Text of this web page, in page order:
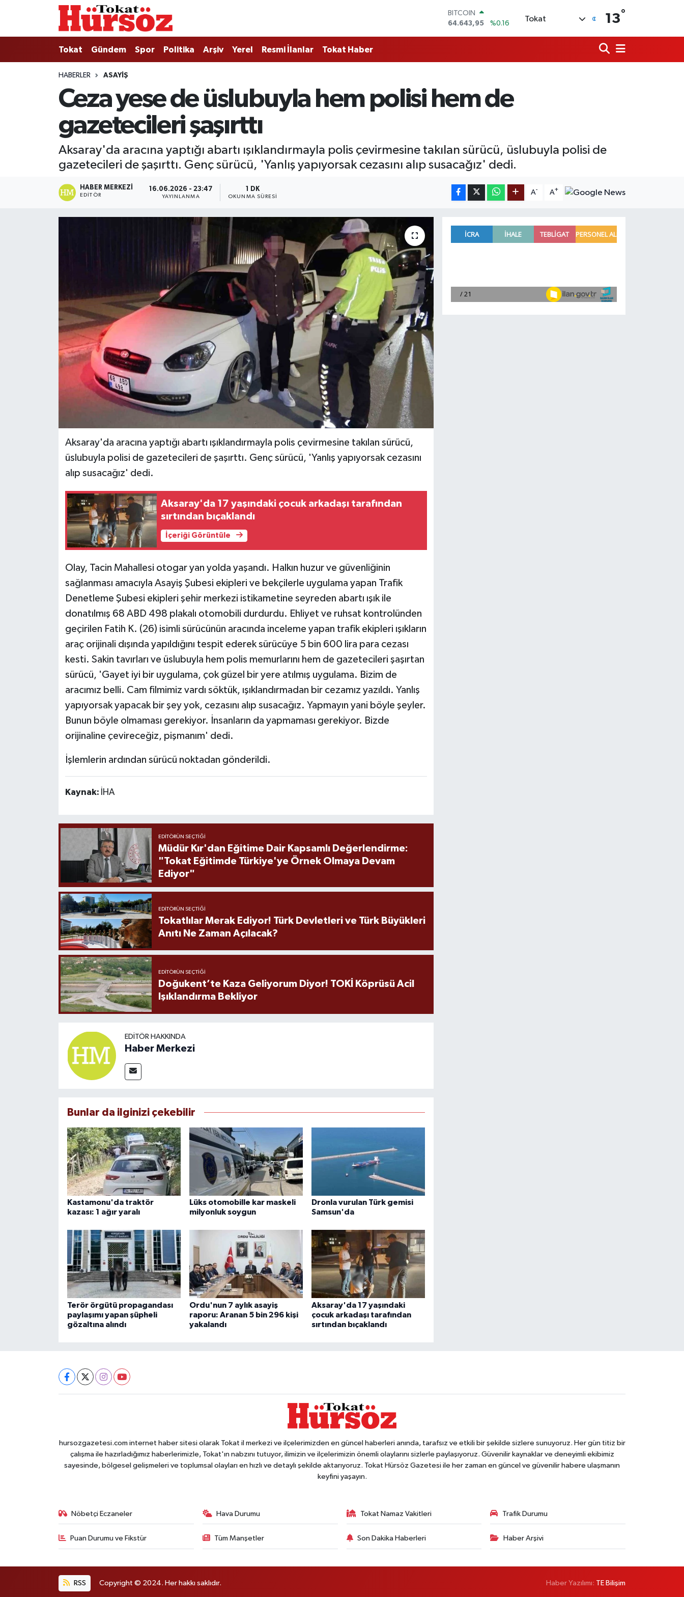
BITCOIN
64.643,95
%0.16
55,0406
%-0.08
GRAM ALTIN
6500.87
%0.12
Tokat 13°
Tokat Gündem Spor Politika Arşiv Yerel Resmi İlanlar Tokat Haber
HABERLER ASAYIŞ
Ceza yese de üslubuyla hem polisi hem de
gazetecileri şaşırttı
Aksaray'da aracına yaptığı abartı ışıklandırmayla polis çevirmesine takılan sürücü, üslubuyla polisi de
gazetecileri de şaşırttı. Genç sürücü, 'Yanlış yapıyorsak cezasını alıp susacağız' dedi.
HABER MERKEZI
EDITÖR
16.06.2026 - 23:47
YAYINLANMA
1 DK
OKUNMA SÜRESI
A- A+
Aksaray'da aracına yaptığı abartı ışıklandırmayla polis çevirmesine takılan sürücü,
üslubuyla polisi de gazetecileri de şaşırttı. Genç sürücü, 'Yanlış yapıyorsak cezasını
alıp susacağız' dedi.
Aksaray'da 17 yaşındaki çocuk arkadaşı tarafından
sırtından bıçaklandı
İçeriği Görüntüle
Olay, Tacin Mahallesi otogar yan yolda yaşandı. Halkın huzur ve güvenliğinin
sağlanması amacıyla Asayiş Şubesi ekipleri ve bekçilerle uygulama yapan Trafik
Denetleme Şubesi ekipleri şehir merkezi istikametine seyreden abartı ışık ile
donatılmış 68 ABD 498 plakalı otomobili durdurdu. Ehliyet ve ruhsat kontrolünden
geçirilen Fatih K. (26) isimli sürücünün aracında inceleme yapan trafik ekipleri ışıkların
araç orijinali dışında yapıldığını tespit ederek sürücüye 5 bin 600 lira para cezası
kesti. Sakin tavırları ve üslubuyla hem polis memurlarını hem de gazetecileri şaşırtan
sürücü, 'Gayet iyi bir uygulama, çok güzel bir yere atılmış uygulama. Bizim de
aracımız belli. Cam filmimiz vardı söktük, ışıklandırmadan bir cezamız yazıldı. Yanlış
yapıyorsak yapacak bir şey yok, cezasını alıp susacağız. Yapmayın yani böyle şeyler.
Bunun böyle olmaması gerekiyor. İnsanların da yapmaması gerekiyor. Bizde
orijinaline çevireceğiz, pişmanım' dedi.
İşlemlerin ardından sürücü noktadan gönderildi.
Kaynak: İHA
EDITÖRÜN SEÇTIĞI
Müdür Kır'dan Eğitime Dair Kapsamlı Değerlendirme:
"Tokat Eğitimde Türkiye'ye Örnek Olmaya Devam
Ediyor"
EDITÖRÜN SEÇTIĞI
Tokatlılar Merak Ediyor! Türk Devletleri ve Türk Büyükleri
Anıtı Ne Zaman Açılacak?
EDITÖRÜN SEÇTIĞI
Doğukent’te Kaza Geliyorum Diyor! TOKİ Köprüsü Acil
Işıklandırma Bekliyor
EDITÖR HAKKINDA
Haber Merkezi
Bunlar da ilginizi çekebilir
Kastamonu'da traktör
kazası: 1 ağır yaralı
Lüks otomobille kar maskeli
milyonluk soygun
Dronla vurulan Türk gemisi
Samsun'da
Terör örgütü propagandası
paylaşımı yapan şüpheli
gözaltına alındı
Ordu'nun 7 aylık asayiş
raporu: Aranan 5 bin 296 kişi
yakalandı
Aksaray'da 17 yaşındaki
çocuk arkadaşı tarafından
sırtından bıçaklandı
hursozgazetesi.com internet haber sitesi olarak Tokat il merkezi ve ilçelerimizden en güncel haberleri anında, tarafsız ve etkili bir şekilde sizlere sunuyoruz. Her gün titiz bir
çalışma ile hazırladığımız haberlerimizle, Tokat'ın nabzını tutuyor, ilimizin ve ilçelerimizin önemli olaylarını sizlerle paylaşıyoruz. Güvenilir kaynaklar ve deneyimli ekibimiz
sayesinde, bölgesel gelişmeleri ve toplumsal olayları en hızlı ve detaylı şekilde aktarıyoruz. Tokat Hürsöz Gazetesi ile her zaman en güncel ve güvenilir habere ulaşmanın
keyfini yaşayın.
Nöbetçi Eczaneler Hava Durumu Tokat Namaz Vakitleri Trafik Durumu
Puan Durumu ve Fikstür Tüm Manşetler Son Dakika Haberleri Haber Arşivi
RSS Copyright © 2024. Her hakkı saklıdır. Haber Yazılımı: TE Bilişim
Tokat
Türkiye Gündemi
Gündem
Politika
Tokat Spor
Tokat Haber
Nöbetçi Eczaneler
Hava Durumu
Tokat Namaz Vakitleri
Tüm Manşetler
Son Dakika Haberleri